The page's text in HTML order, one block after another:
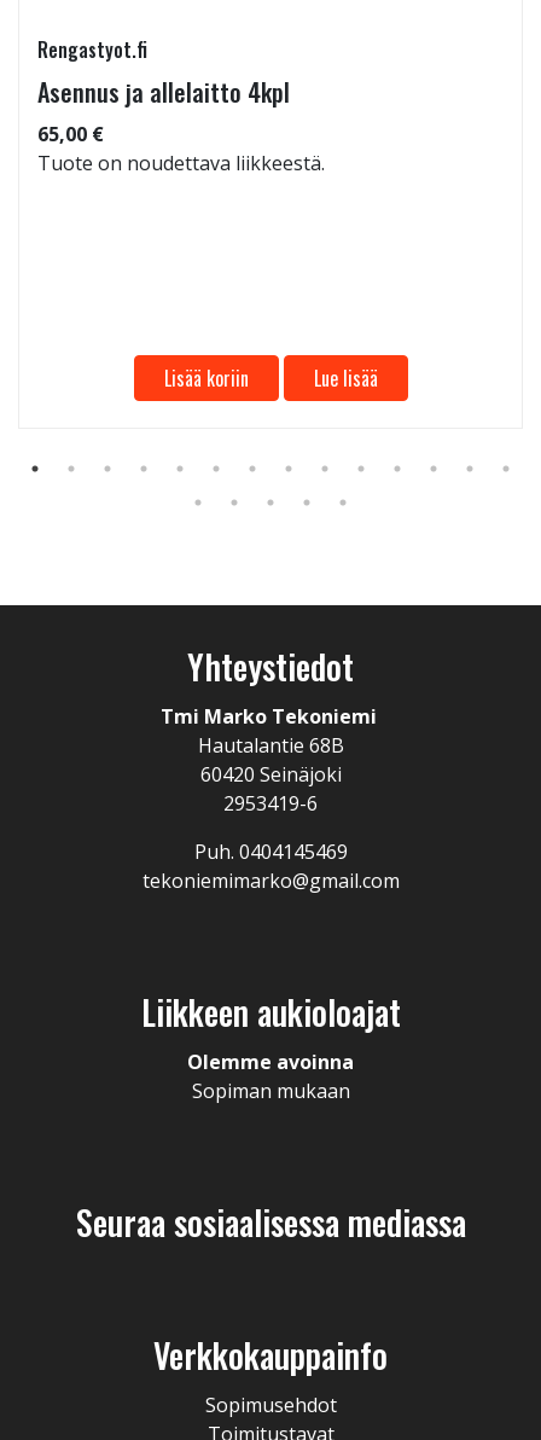
Rengastyot.fi
Asennus ja allelaitto 4kpl
65,00 €
Tuote on noudettava liikkeestä.
Lisää koriin Lue lisää
Yhteystiedot
Tmi Marko Tekoniemi
Hautalantie 68B
60420 Seinäjoki
2953419-6
Puh. 0404145469
tekoniemimarko@gmail.com
Liikkeen aukioloajat
Olemme avoinna
Sopiman mukaan
Seuraa sosiaalisessa mediassa
Verkkokauppainfo
Sopimusehdot
Toimitustavat